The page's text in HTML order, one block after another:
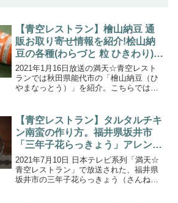
【青空レストラン】檜山納豆 通
販お取り寄せ情報を紹介!桧山納
豆の各種(わらづと 粒 ひきわり)ふ
るさと納税も。
2021年1月16日放送の満天☆青空レスト
ランでは秋田県能代市の「檜山納豆（ひ
やまなっとう）」を紹介。こちらでは、
「檜山納豆（ひやまなっとう）」の通
販・お取り寄せ情報をご...
【青空レストラン】タルタルチキ
ン南蛮の作り方。福井県坂井市
「三年子花らっきょう」アレンジ
レシピ
2021年7月10日 日本テレビ系列「満天☆
青空レストラン」で放送された、福井県
坂井市の三年子花らっきょう（さんねん